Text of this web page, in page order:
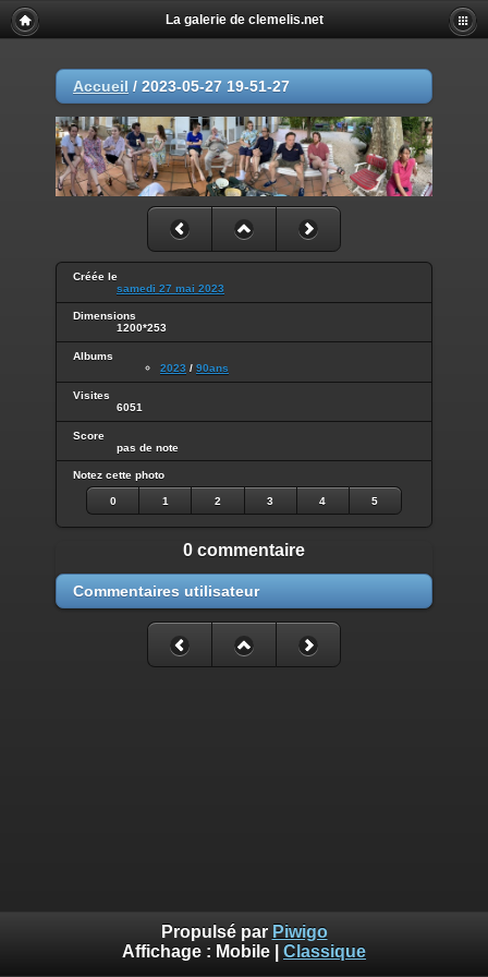
La galerie de clemelis.net
Accueil / 2023-05-27 19-51-27
Créée le
samedi 27 mai 2023
Dimensions
1200*253
Albums
2023 / 90ans
Visites
6051
Score
pas de note
Notez cette photo
0 1 2 3 4 5
0 commentaire
Commentaires utilisateur
Propulsé par Piwigo
Affichage : Mobile Classique